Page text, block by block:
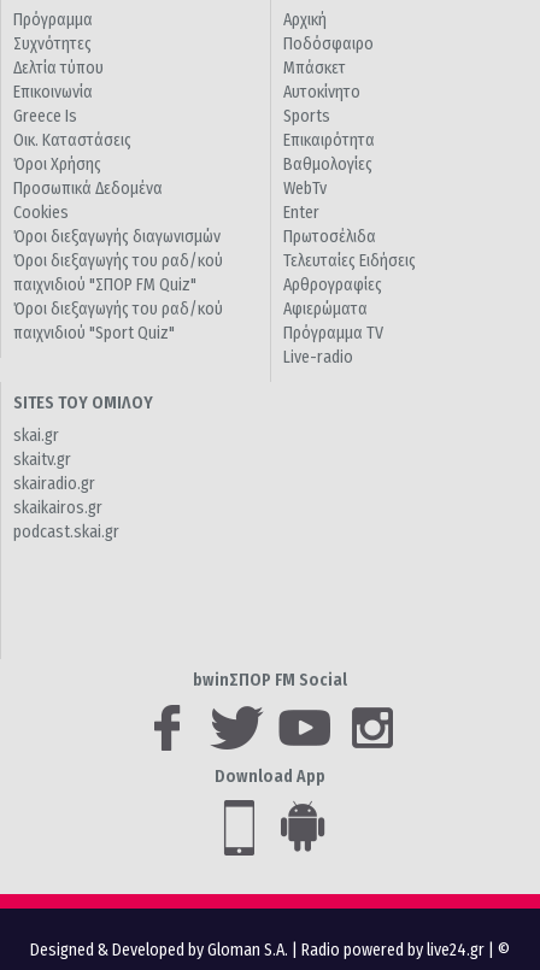
Πρόγραμμα
Συχνότητες
Δελτία τύπου
Επικοινωνία
Greece Is
Οικ. Καταστάσεις
Όροι Χρήσης
Προσωπικά Δεδομένα
Cookies
Όροι διεξαγωγής διαγωνισμών
Όροι διεξαγωγής του ραδ/κού
παιχνιδιού "ΣΠΟΡ FM Quiz"
Όροι διεξαγωγής του ραδ/κού
παιχνιδιού "Sport Quiz"
Αρχική
Ποδόσφαιρο
Μπάσκετ
Αυτοκίνητο
Sports
Επικαιρότητα
Βαθμολογίες
WebTv
Enter
Πρωτοσέλιδα
Τελευταίες Ειδήσεις
Αρθρογραφίες
Αφιερώματα
Πρόγραμμα TV
Live-radio
SITES ΤΟΥ ΟΜΙΛΟΥ
skai.gr
skaitv.gr
skairadio.gr
skaikairos.gr
podcast.skai.gr
bwinΣΠΟΡ FM Social
Download App
Designed & Developed by Gloman S.A. Radio powered by live24.gr | ©